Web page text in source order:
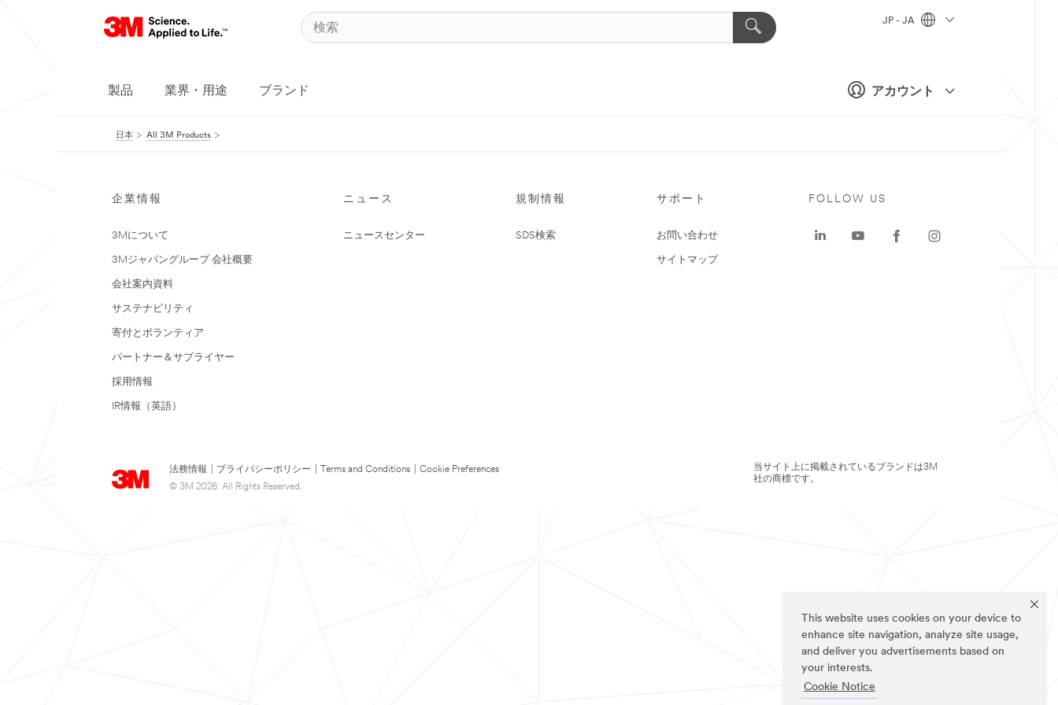
This website uses cookies on your device to
enhance site navigation, analyze site usage,
and deliver you advertisements based on
your interests.
Cookie Notice
アカウント
JP - JA
製品 業界・用途 ブランド
日本 All 3M Products
企業情報
3Mについて
3Mジャパングループ 会社概要
会社案内資料
サステナビリティ
寄付とボランティア
パートナー＆サプライヤー
採用情報
IR情報（英語）
ニュース
ニュースセンター
規制情報
SDS検索
サポート
お問い合わせ
サイトマップ
法務情報 プライバシーポリシー Terms and Conditions
Cookie Preferences
© 3M 2026. All Rights Reserved.
FOLLOW US
当サイト上に掲載されているブランドは3M
社の商標です。